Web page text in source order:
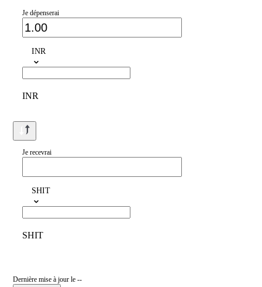
Je dépenserai
INR
INR
Je recevrai
SHIT
SHIT
Dernière mise à jour le --